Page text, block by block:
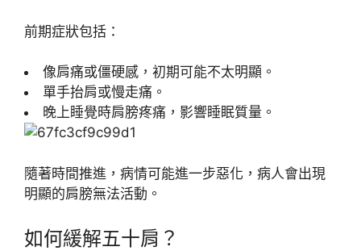
前期症狀包括：
像肩痛或僵硬感，初期可能不太明顯。
單手抬肩或慢走痛。
晚上睡覺時肩膀疼痛，影響睡眠質量。
隨著時間推進，病情可能進一步惡化，病人會出現
明顯的肩膀無法活動。
如何緩解五十肩？